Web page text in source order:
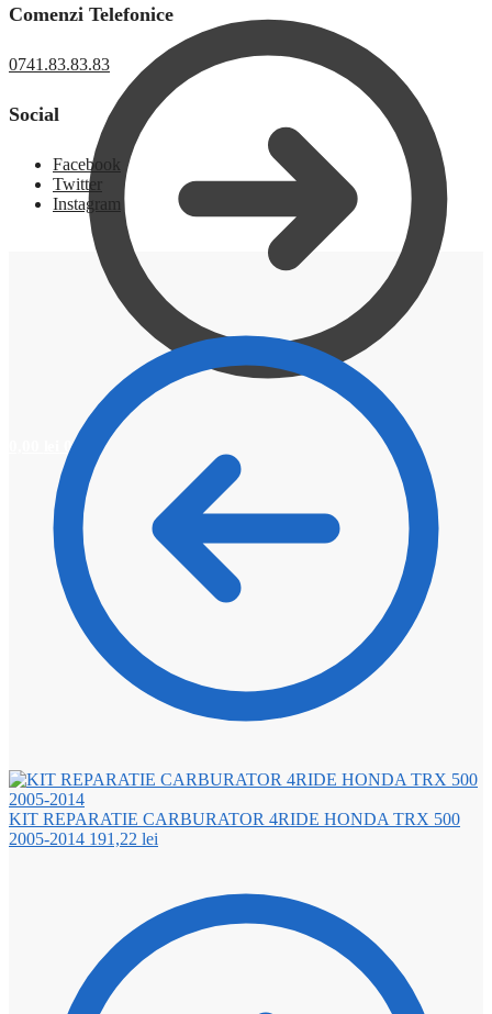
0
Comenzi Telefonice
0741.83.83.83
Social
Facebook
Twitter
Instagram
KIT REPARATIE CARBURATOR 4RIDE HONDA TRX 500
2005-2014 191,22 lei